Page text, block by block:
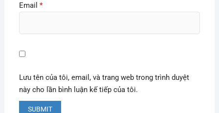
Email *
Lưu tên của tôi, email, và trang web trong trình duyệt
này cho lần bình luận kế tiếp của tôi.